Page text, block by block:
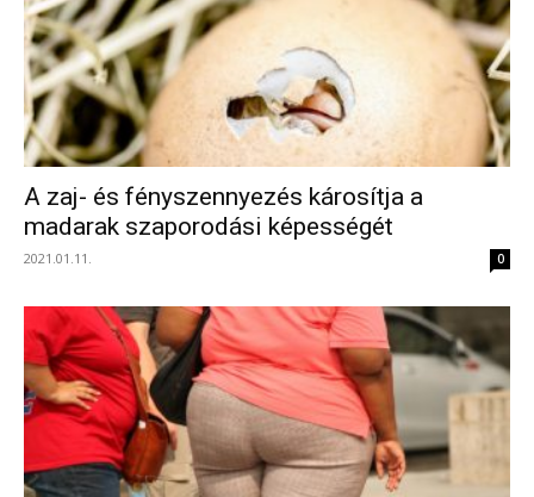
A zaj- és fényszennyezés károsítja a
madarak szaporodási képességét
2021.01.11. 0